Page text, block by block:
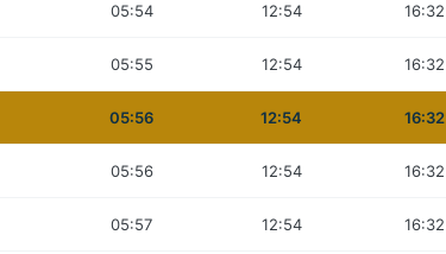
05:54 12:54 16:32
05:55 12:54 16:32
05:56 12:54 16:32
05:56 12:54 16:32
05:57 12:54 16:32